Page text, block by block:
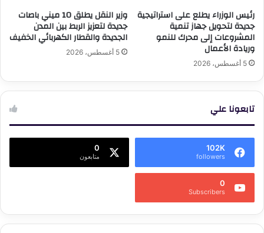
رئيس الوزراء يطلع على استراتيجية
جديدة لتحويل جهاز تنمية
المشروعات إلى محرك للنمو
وريادة الأعمال
5 أغسطس، 2026
وزير النقل يطلق 10 ميني باصات
جديدة لتعزيز الربط بين المدن
الجديدة والقطار الكهربائي الخفيف
5 أغسطس، 2026
تابعونا علي
102K
followers
0
متابعون
0
Subscribers